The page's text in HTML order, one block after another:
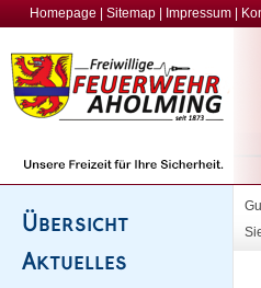
Homepage Sitemap Impressum